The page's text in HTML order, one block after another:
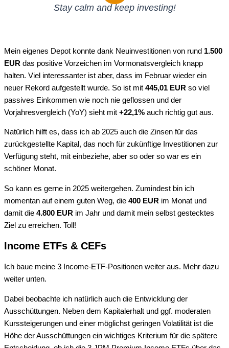
Stay calm and keep investing!
Mein eigenes Depot konnte dank Neuinvestitionen von rund 1.500
EUR das positive Vorzeichen im Vormonatsvergleich knapp
halten. Viel interessanter ist aber, dass im Februar wieder ein
neuer Rekord aufgestellt wurde. So ist mit 445,01 EUR so viel
passives Einkommen wie noch nie geflossen und der
Vorjahresvergleich (YoY) sieht mit +22,1% auch richtig gut aus.
Natürlich hilft es, dass ich ab 2025 auch die Zinsen für das
zurückgestellte Kapital, das noch für zukünftige Investitionen zur
Verfügung steht, mit einbeziehe, aber so oder so war es ein
schöner Monat.
So kann es gerne in 2025 weitergehen. Zumindest bin ich
momentan auf einem guten Weg, die 400 EUR im Monat und
damit die 4.800 EUR im Jahr und damit mein selbst gestecktes
Ziel zu erreichen. Toll!
Income ETFs & CEFs
Ich baue meine 3 Income-ETF-Positionen weiter aus. Mehr dazu
weiter unten.
Dabei beobachte ich natürlich auch die Entwicklung der
Ausschüttungen. Neben dem Kapitalerhalt und ggf. moderaten
Kurssteigerungen und einer möglichst geringen Volatilität ist die
Höhe der Ausschüttungen ein wichtiges Kriterium für die spätere